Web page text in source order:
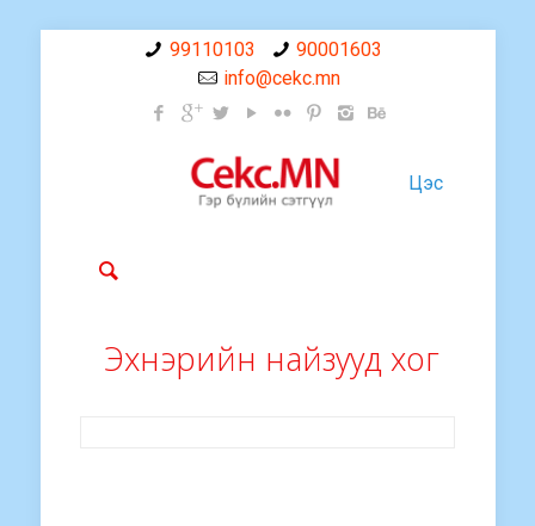
99110103
90001603
info@cekc.mn
Цэс
Эхнэрийн найзууд хог